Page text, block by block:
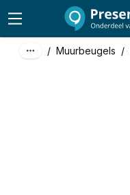
/ Muurbeugels /
69,00 excl. btw
83,49 incl. btw